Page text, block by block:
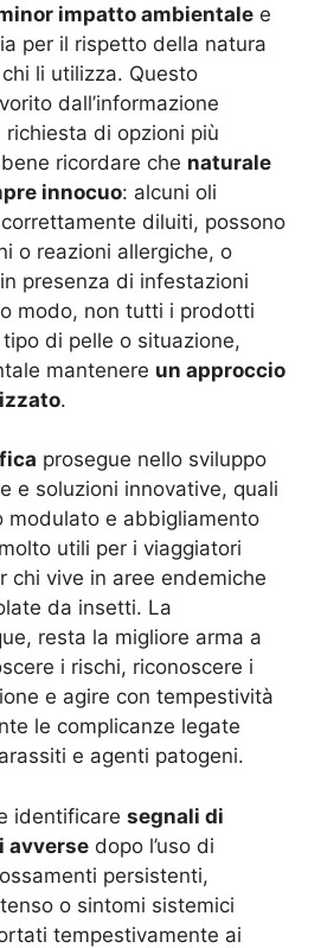
impatto ambientale e
per il rispetto della natura
li utilizza. Questo
dall’informazione
di opzioni più
ricordare che naturale
innocuo: alcuni oli
diluiti, possono
o reazioni allergiche, o
presenza di infestazioni
modo, non tutti i prodotti
di pelle o situazione,
mantenere un approccio
.
prosegue nello sviluppo
e soluzioni innovative, quali
modulato e abbigliamento
utili per i viaggiatori
chi vive in aree endemiche
da insetti. La
resta la migliore arma a
i rischi, riconoscere i
e agire con tempestività
le complicanze legate
e agenti patogeni.
identificare segnali di
avverse dopo l’uso di
persistenti,
o sintomi sistemici
tempestivamente ai